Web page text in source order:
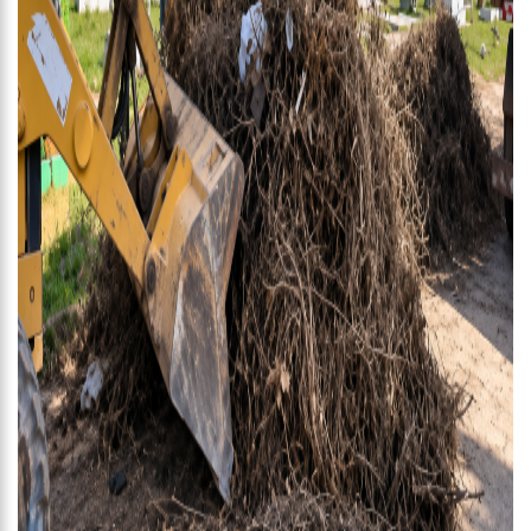
15:17 Vacinação em Parintins: Governador Wilson Lima antecipa
vacinação contra a Covid-19 para população acima de 22 anos
11:36 Faustão fica fora da TV até 2022; devido demissão
antecipada, veja mas detalhes;
15:48
Deputado confronta Amazonas Energia e defende Lei que
proíbe cortes por inadimplência
15:15
FVS-AM alerta que população deve completar esquema
vacinal contra Covid-19 com segunda dose
15:08 Na CPI, Omar Aziz alerta sobre pré-julgamentos no ‘Caso
Covaxin’
14:36 Técnico de enfermagem é preso acusado de estuprar pelo
menos 3 pacientes na UPA Campos Sales
16:11 O IMF INSTITUTO em parceria com a FREMPEEI/AM promovem
encontro para microempresários, mei e comerciantes.
07:18 Lista de bilionários da Forbes ganha 20 brasileiros e tem
crescimento recorde na pandemia
06:52
Cotação do Dólar Hoje – R$ 4,96
20:14 ‘Enquanto o Brasil está de luto, o Governo pressiona a venda
da maior distribuidora de energia do país’, critica Vanessa Grazziotin